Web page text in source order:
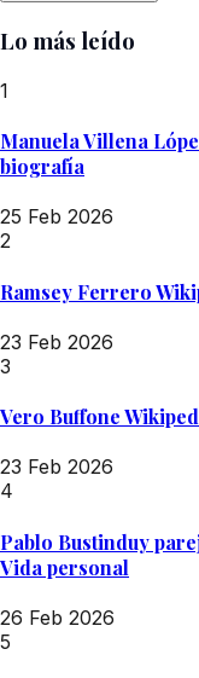
Lo más leído
1
Manuela Villena
biografía
25 Feb 2026
2
Ramsey Ferrero
23 Feb 2026
3
Vero Buffone
23 Feb 2026
4
Pablo Bustinduy
Vida personal
26 Feb 2026
5